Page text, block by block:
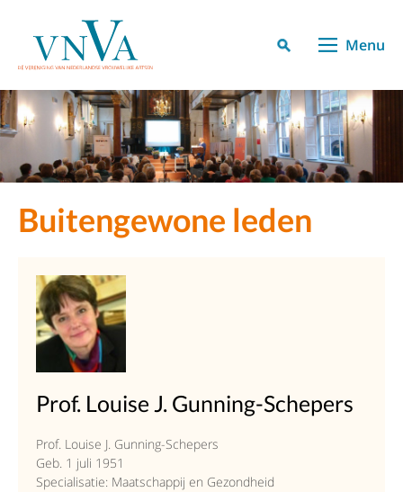
Menu
Buitengewone leden
Prof. Louise J. Gunning-Schepers
Prof. Louise J. Gunning-Schepers
Geb. 1 juli 1951
Specialisatie: Maatschappij en Gezondheid